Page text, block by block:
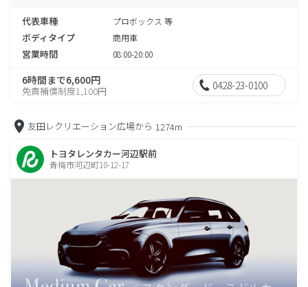
代表車種 プロボックス 等
ボディタイプ 商用車
営業時間 08:00-20:00
6時間まで6,600円
免責補償制度1,100円 0428-23-0100
友田レクリエーション広場から 1274m
トヨタレンタカー河辺駅前
青梅市河辺町10-12-17